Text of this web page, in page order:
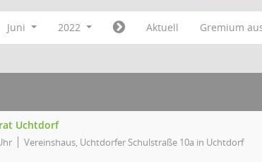
Juni 2022 Aktuell Gremium
Uchtdorf
Vereinshaus, Uchtdorfer Schulstraße 10a in Uchtdorf